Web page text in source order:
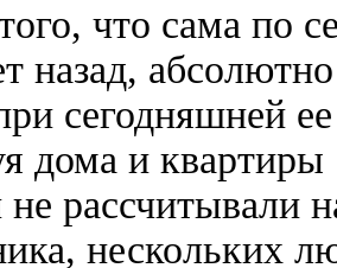
что сама по
назад,
сегодняшней
дома и
не рассчитывали
нескольких